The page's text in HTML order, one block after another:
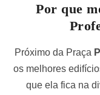
Por que
Próximo da Praça
os melhores
que ela fica na